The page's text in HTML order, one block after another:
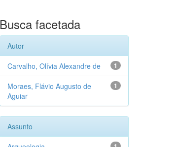
Busca facetada
Autor
1
Carvalho, Olívia Alexandre de
1
Moraes, Flávio Augusto de
Aguiar
Assunto